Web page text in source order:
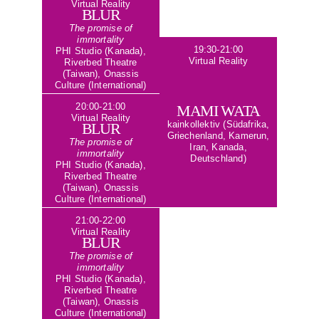
Virtual Reality
BLUR
The promise of
immortality
PHI Studio (Kanada),
Riverbed Theatre
(Taiwan), Onassis
Culture (International)
20:00-21:00
Virtual Reality
BLUR
The promise of
immortality
PHI Studio (Kanada),
Riverbed Theatre
(Taiwan), Onassis
Culture (International)
21:00-22:00
Virtual Reality
BLUR
The promise of
immortality
PHI Studio (Kanada),
Riverbed Theatre
(Taiwan), Onassis
Culture (International)
19:30-21:00
Virtual Reality
MAMI WATA
kainkollektiv (Südafrika,
Griechenland, Kamerun,
Iran, Kanada,
Deutschland)